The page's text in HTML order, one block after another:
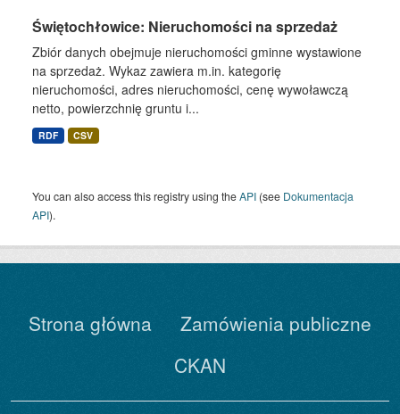
Świętochłowice: Nieruchomości na sprzedaż
Zbiór danych obejmuje nieruchomości gminne wystawione
na sprzedaż. Wykaz zawiera m.in. kategorię
nieruchomości, adres nieruchomości, cenę wywoławczą
netto, powierzchnię gruntu i...
RDF CSV
You can also access this registry using theAPI (see Dokumentacja
API).
Strona główna
Zamówienia publiczne
CKAN